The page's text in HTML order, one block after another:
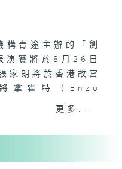
青途主辦的「劍
演賽將於8月26日
家朗將於香港故宮
拿霍特（Enzo
往多次碰頭，這
則會與北京奧運金
更多...